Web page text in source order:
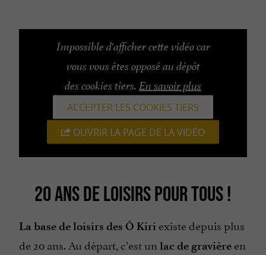
Impossible d'afficher cette vidéo car
vous vous êtes opposé au dépôt
des cookies tiers. En savoir plus
ACCEPTER LES COOKIES TIERS
OUVRIR LA PAGE DE LA VIDÉO
20 ANS DE LOISIRS POUR TOUS !
La base de loisirs des Ô Kiri existe depuis plus
de 20 ans. Au départ, c’est un lac de gravière en